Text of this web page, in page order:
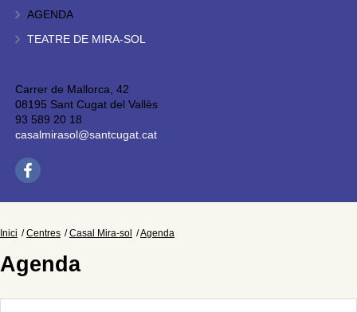
AGENDA
TEATRE DE MIRA-SOL
Carrer de Mallorca, 42
08195 Sant Cugat del Vallès
93 589 20 18
casalmirasol@santcugat.cat
Inici Centres Casal Mira-sol Agenda
Agenda